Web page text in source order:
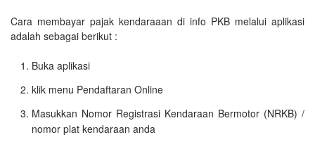
Cara membayar pajak kendaraaan di info PKB melalui aplikasi
adalah sebagai berikut :
Buka aplikasi
klik menu Pendaftaran Online
Masukkan Nomor Registrasi Kendaraan Bermotor (NRKB) /
nomor plat kendaraan anda